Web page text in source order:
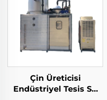
Çin Üreticisi
Endüstriyel Tesis Su